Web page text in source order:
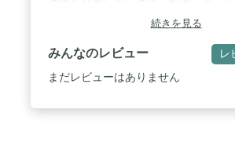
最適 / 硬度が低い軟水なので、おなか
赤ちゃんのミルク作りにも使用でき
限】製造後24か月（キャップに記載
より発送元が物流センタ―名で表記さ
ざいます。（配送会社：日本郵便・
続きを見る
みんなのレビュー レ
まだレビューはありません